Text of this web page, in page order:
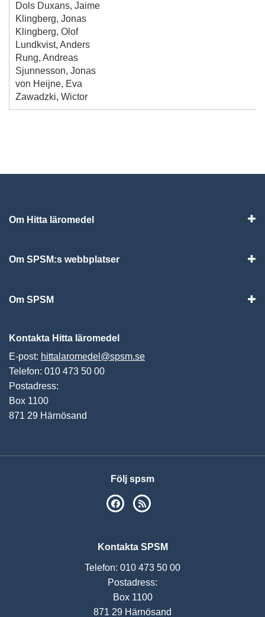
Dols Duxans, Jaime
Klingberg, Jonas
Klingberg, Olof
Lundkvist, Anders
Rung, Andreas
Sjunnesson, Jonas
von Heijne, Eva
Zawadzki, Wictor
Om Hitta läromedel
Om SPSM:s webbplatser
Om SPSM
Kontakta Hitta läromedel
E-post: hittalaromedel@spsm.se
Telefon: 010 473 50 00
Postadress:
Box 1100
871 29 Härnösand
Följ spsm
SPSM på Facebook
Kontakta SPSM
Telefon: 010 473 50 00
Postadress:
Box 1100
871 29 Härnösand